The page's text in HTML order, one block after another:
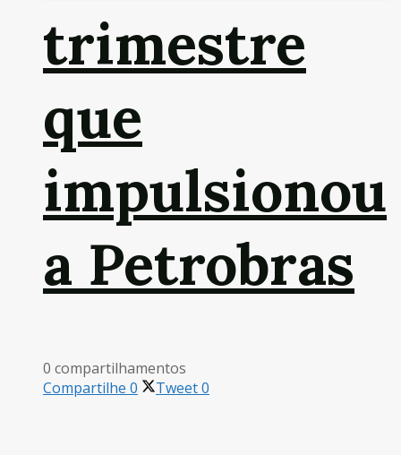
trimestre
que
impulsionou
a Petrobras
0 compartilhamentos
Compartilhe 0 Tweet0